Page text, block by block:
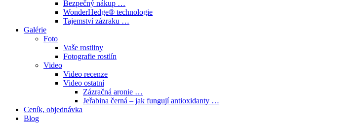
Bezpečný nákup …
WonderHedge® technologie
Tajemství zázraku …
Galérie
Foto
Vaše rostliny
Fotografie rostlín
Video
Video recenze
Video ostatní
Zázračná aronie …
Jeřabina černá – jak fungují antioxidanty …
Ceník, objednávka
Blog